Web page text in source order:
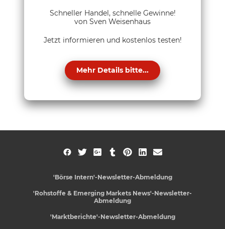
Schneller Handel, schnelle Gewinne!
von Sven Weisenhaus
Jetzt informieren und kostenlos testen!
Mehr Details bitte...
'Börse Intern'-Newsletter-Abmeldung
'Rohstoffe & Emerging Markets News'-Newsletter-
Abmeldung
'Marktberichte'-Newsletter-Abmeldung